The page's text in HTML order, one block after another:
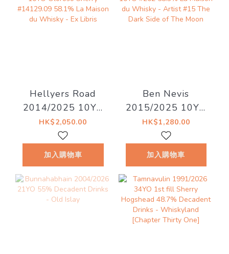
Hellyers Road
2014/2025 10YO
Oloroso Sherry
#14129.09 58.1%
La Maison du
HK$2,050.00
加入購物車
Ben Nevis
2015/2025 10YO
#202 58.3% La
Maison du Whisky
- Artist #15 The
Moon
HK$1,280.00
加入購物車